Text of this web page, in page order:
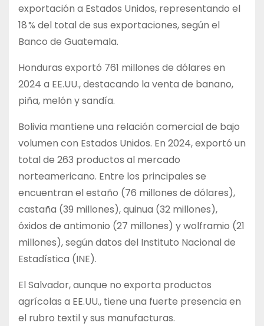
exportación a Estados Unidos, representando el
18 % del total de sus exportaciones, según el
Banco de Guatemala.
Honduras exportó 761 millones de dólares en
2024 a EE.UU., destacando la venta de banano,
piña, melón y sandía.
Bolivia mantiene una relación comercial de bajo
volumen con Estados Unidos. En 2024, exportó un
total de 263 productos al mercado
norteamericano. Entre los principales se
encuentran el estaño (76 millones de dólares),
castaña (39 millones), quinua (32 millones),
óxidos de antimonio (27 millones) y wolframio (21
millones), según datos del Instituto Nacional de
Estadística (INE).
El Salvador, aunque no exporta productos
agrícolas a EE.UU., tiene una fuerte presencia en
el rubro textil y sus manufacturas.